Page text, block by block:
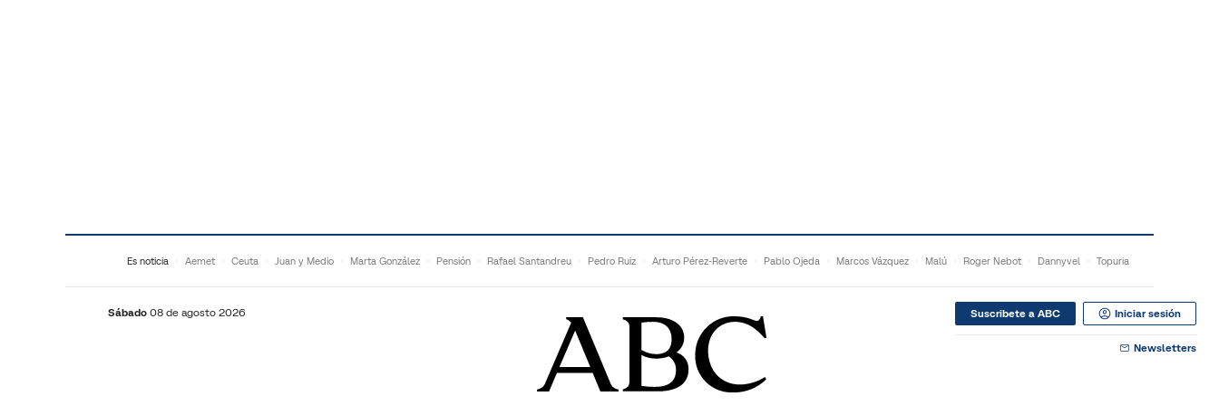
Es noticia Aemet Ceuta Juan y Medio Marta González Pensión Rafael Santandreu Pedro Ruiz Arturo Pérez-Reverte Pablo Ojeda Marcos Vázquez Malú Roger Nebot Dannyvel Topuria
Sábado 08 de agosto 2026 Suscribete a ABC Iniciar sesión
Newsletters